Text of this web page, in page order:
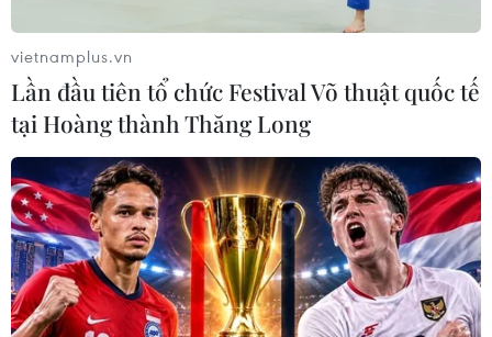
Vinh danh doanh nghiệp chăm lo tốt cho
đời sống của người lao động
vietnamplus.vn
Lần đầu tiên tổ chức Festival Võ thuật quốc tế
tại Hoàng thành Thăng Long